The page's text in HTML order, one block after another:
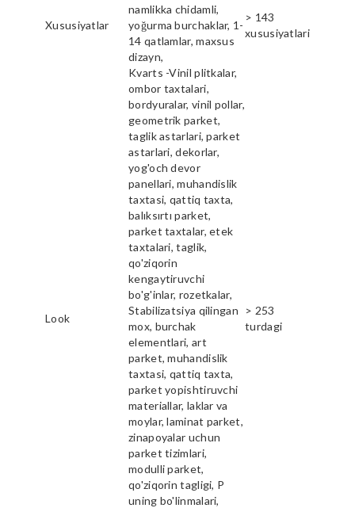
Xususiyatlar
namlikka chidamli,
yoğurma burchaklar, 1-
14 qatlamlar, maxsus
dizayn,
> 143
xususiyatlari
Look
Kvarts -Vinil plitkalar,
ombor taxtalari,
bordyuralar, vinil pollar,
geometrik parket,
taglik astarlari, parket
astarlari, dekorlar,
yog'och devor
panellari, muhandislik
taxtasi, qattiq taxta,
balıksırtı parket,
parket taxtalar, etek
taxtalari, taglik,
qo'ziqorin
kengaytiruvchi
bo'g'inlar, rozetkalar,
Stabilizatsiya qilingan
mox, burchak
elementlari, art
parket, muhandislik
taxtasi, qattiq taxta,
parket yopishtiruvchi
materiallar, laklar va
moylar, laminat parket,
zinapoyalar uchun
parket tizimlari,
modulli parket,
qo'ziqorin tagligi, P
uning bo'linmalari,
> 253
turdagi